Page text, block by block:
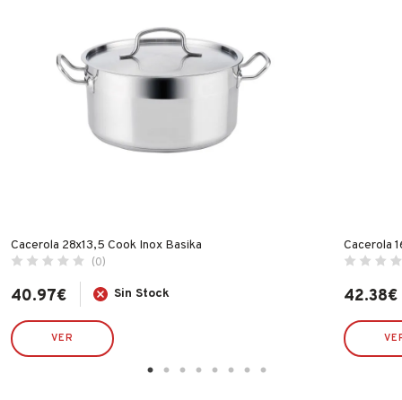
Cacerola 28x13,5 Cook Inox Basika
(0)
40.97€ Sin Stock
VER
Cacerola
42.38€